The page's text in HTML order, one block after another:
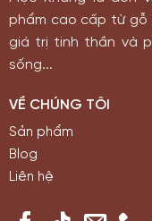
phẩm cao cấp từ gỗ
giá trị tinh thần và
sống...
VỀ CHÚNG TÔI
Sản phẩm
Blog
Liên hệ